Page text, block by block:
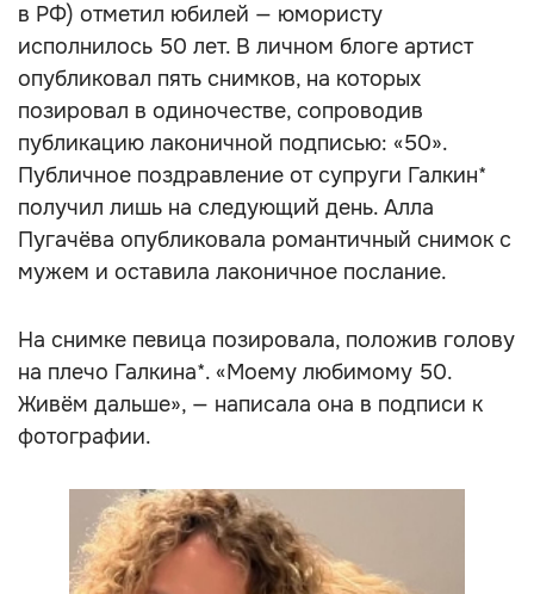
в РФ) отметил юбилей — юмористу
исполнилось 50 лет. В личном блоге артист
опубликовал пять снимков, на которых
позировал в одиночестве, сопроводив
публикацию лаконичной подписью: «50».
Публичное поздравление от супруги Галкин*
получил лишь на следующий день. Алла
Пугачёва опубликовала романтичный снимок с
мужем и оставила лаконичное послание.
На снимке певица позировала, положив голову
на плечо Галкина*. «Моему любимому 50.
Живём дальше», — написала она в подписи к
фотографии.